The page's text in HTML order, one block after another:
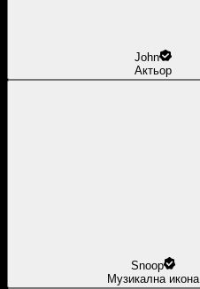
John
Актьор
Snoop
Музикална икона